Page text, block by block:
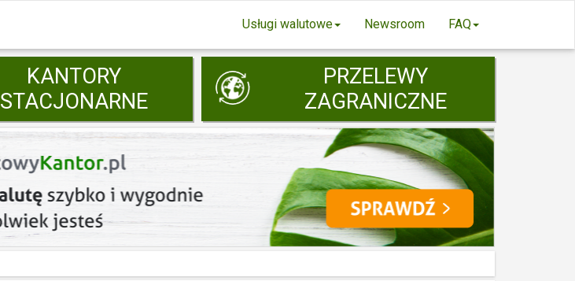
Usługi walutowe Newsroom FAQ
KANTORY
STACJONARNE
PRZELEWY
ZAGRANICZNE